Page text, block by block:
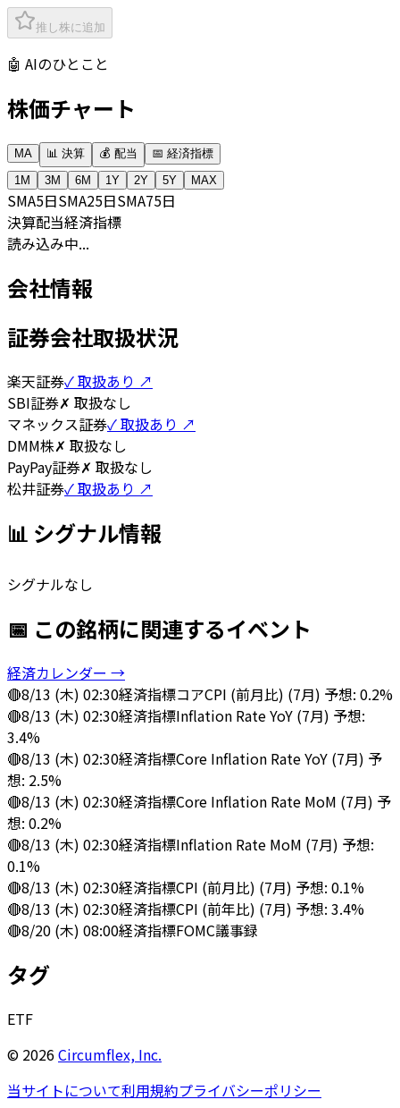
推し株に追加
🤖 AIのひとこと
株価チャート
MA 📊 決算 💰 配当
📅 経済指標
1M
3M 6M 1Y 2Y 5Y MAX
SMA5日SMA25日SMA75日
決算配当経済指標
読み込み中...
会社情報
証券会社取扱状況
楽天証券✓ 取扱あり ↗
SBI証券✗ 取扱なし
マネックス証券✓ 取扱あり ↗
DMM株✗ 取扱なし
PayPay証券✗ 取扱なし
松井証券✓ 取扱あり ↗
📊 シグナル情報
シグナルなし
📅 この銘柄に関連するイベント
経済カレンダー →
🔴8/13 (木) 02:30経済指標コアCPI (前月比) (7月) 予想: 0.2%
🔴8/13 (木) 02:30経済指標Inflation Rate YoY (7月) 予想:
3.4%
🔴8/13 (木) 02:30経済指標Core Inflation Rate YoY (7月) 予
想: 2.5%
🔴8/13 (木) 02:30経済指標Core Inflation Rate MoM (7月) 予
想: 0.2%
🔴8/13 (木) 02:30経済指標Inflation Rate MoM (7月) 予想:
0.1%
🔴8/13 (木) 02:30経済指標CPI (前月比) (7月) 予想: 0.1%
🔴8/13 (木) 02:30経済指標CPI (前年比) (7月) 予想: 3.4%
🔴8/20 (木) 08:00経済指標FOMC議事録
タグ
ETF
© 2026Circumflex, Inc.
当サイトについて利用規約プライバシーポリシー